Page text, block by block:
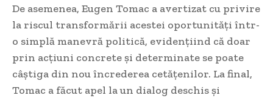
De asemenea, Eugen Tomac a avertizat cu privire
la riscul transformării acestei oportunități într-
o simplă manevră politică, evidențiind că doar
prin acțiuni concrete și determinate se poate
câștiga din nou încrederea cetățenilor. La final,
Tomac a făcut apel la un dialog deschis și